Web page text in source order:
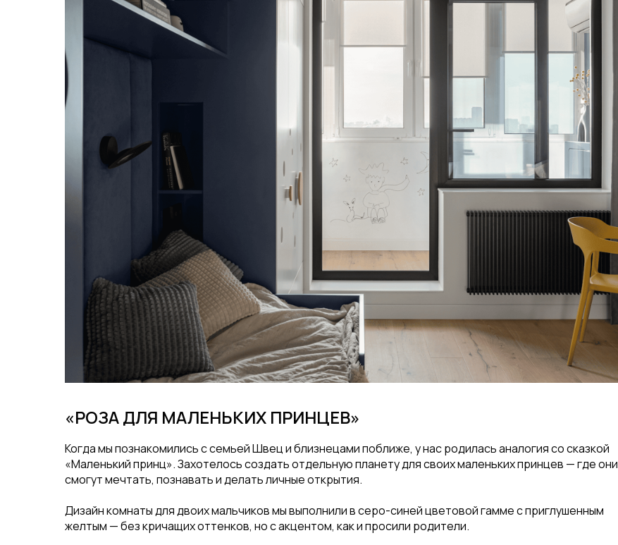
«РОЗА ДЛЯ МАЛЕНЬКИХ ПРИНЦЕВ»
Когда мы познакомились с семьей Швец и близнецами поближе, у нас родилась аналогия со сказкой
«Маленький принц». Захотелось создать отдельную планету для своих маленьких принцев — где они
смогут мечтать, познавать и делать личные открытия.
Дизайн комнаты для двоих мальчиков мы выполнили в серо-синей цветовой гамме с приглушенным
желтым — без кричащих оттенков, но с акцентом, как и просили родители.